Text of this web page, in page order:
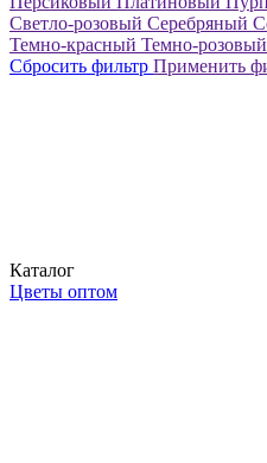
Светло-розовый Серебряный
Темно-красный Темно-розовый
Сбросить фильтр Применить
Каталог
Цветы оптом